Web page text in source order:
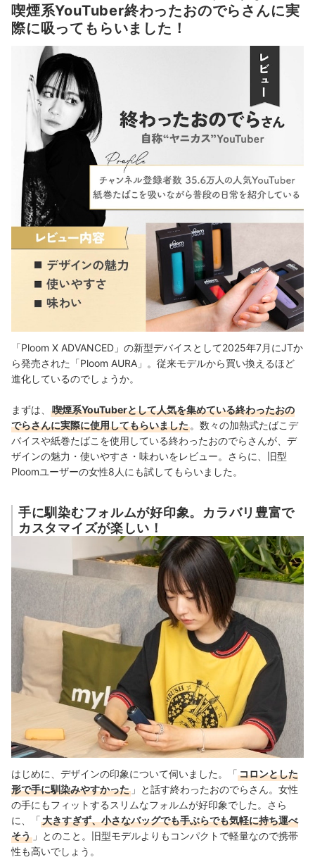
喫煙系YouTuber終わったおのでらさんに実
際に吸ってもらいました！
「Ploom X ADVANCED」の新型デバイスとして2025年7月にJTか
ら発売された「Ploom AURA」。従来モデルから買い換えるほど
進化しているのでしょうか。
まずは、
喫煙系YouTuberとして人気を集めている終わったおの
でらさんに実際に使用してもらいました 。数々の加熱式たばこデ
バイスや紙巻たばこを使用している終わったおのでらさんが、デ
ザインの魅力・使いやすさ・味わいをレビュー。さらに、旧型
Ploomユーザーの女性8人にも試してもらいました。
手に馴染むフォルムが好印象。カラバリ豊富で
カスタマイズが楽しい！
はじめに、デザインの印象について伺いました。「コロンとした
形で手に馴染みやすかった 」と話す終わったおのでらさん。女性
の手にもフィットするスリムなフォルムが好印象でした。さら
に、「大きすぎず、小さなバッグでも手ぶらでも気軽に持ち運べ
そう 」とのこと。旧型モデルよりもコンパクトで軽量なので携帯
性も高いでしょう。